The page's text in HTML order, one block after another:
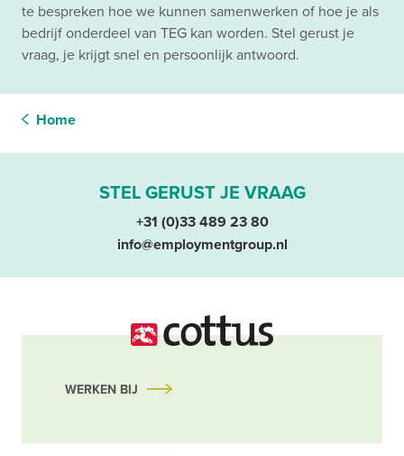
te bespreken hoe we kunnen samenwerken of hoe je als
bedrijf onderdeel van TEG kan worden. Stel gerust je
vraag, je krijgt snel en persoonlijk antwoord.
Home
STEL GERUST JE VRAAG
+31 (0)33 489 23 80
info@employmentgroup.nl
WERKEN BIJ